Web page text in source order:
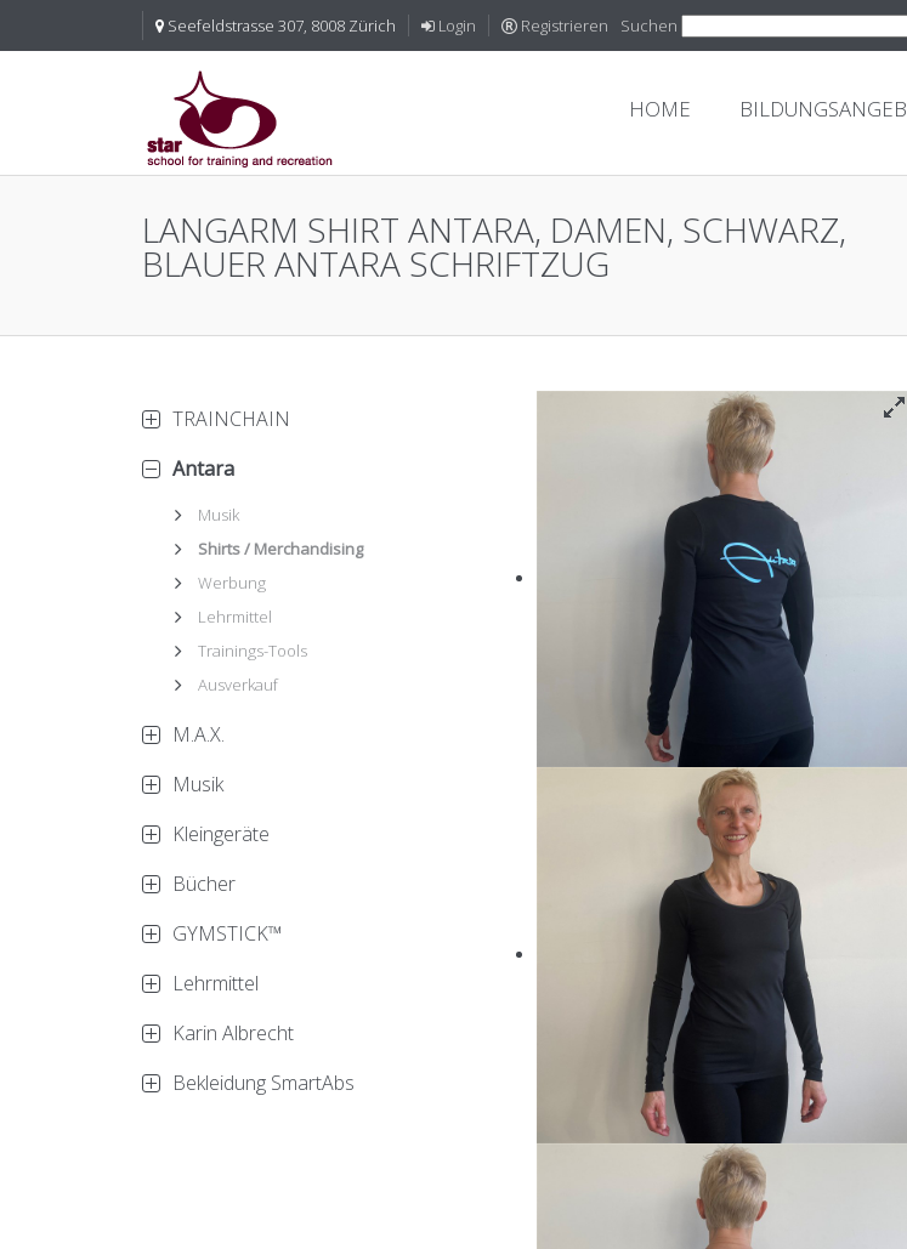
Seefeldstrasse 307, 8008 Zürich Login Registrieren Suchen
HOME
LANGARM SHIRT ANTARA, DAMEN, SCHWARZ,
BLAUER ANTARA SCHRIFTZUG
TRAINCHAIN
Antara
Musik
Shirts / Merchandising
Werbung
Lehrmittel
Trainings-Tools
Ausverkauf
M.A.X.
Musik
Kleingeräte
Bücher
GYMSTICK™
Lehrmittel
Karin Albrecht
Bekleidung SmartAbs